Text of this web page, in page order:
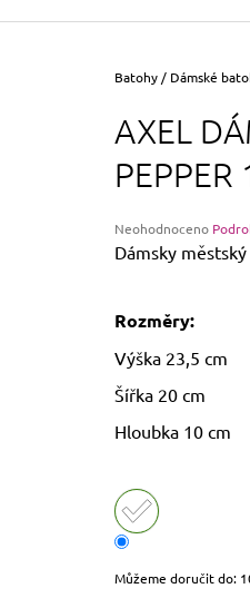
Domů
Batohy / Dámské
AXEL
Průměrné
hodnocení
produktu
z
hvězdiček.
Neohodnoceno
Dámsky
Rozměry:
Výška 23,5 cm
Šířka 20 cm
Hloubka 10 cm
Můžeme doručit do: